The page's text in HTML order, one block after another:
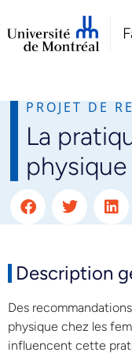
NOS PROJETS DE
PROJET DE
La
Description
Des
physique chez les
influencent cette